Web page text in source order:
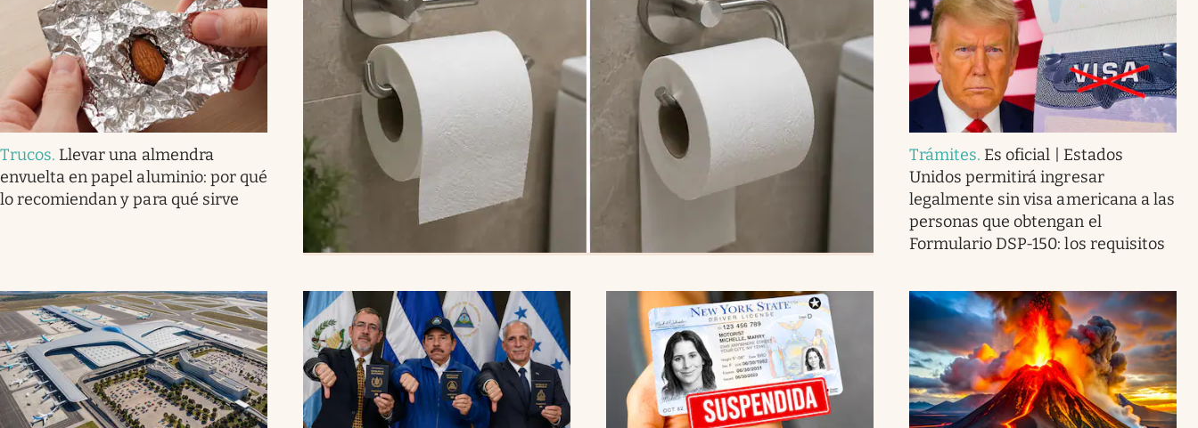
Trucos. Llevar una almendra
envuelta en papel aluminio: por qué
lo recomiendan y para qué sirve
Trámites. Es oficial | Estados
Unidos permitirá ingresar
legalmente sin visa americana a las
personas que obtengan el
Formulario DSP-150: los requisitos